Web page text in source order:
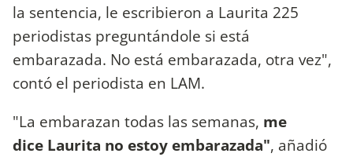
la sentencia, le escribieron a Laurita 225
periodistas preguntándole si está
embarazada. No está embarazada, otra vez",
contó el periodista en LAM.
"La embarazan todas las semanas, me
dice Laurita no estoy embarazada", añadió